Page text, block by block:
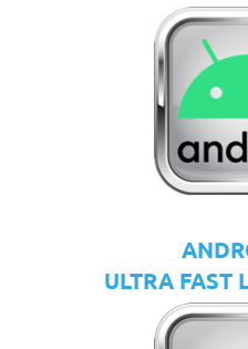
ULTRA FAST